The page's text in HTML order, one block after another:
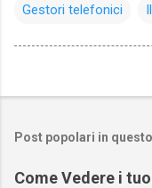
Gestori telefonici
Post popolari in
Come Vedere i